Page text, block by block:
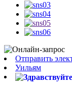
Отправить
Уильям